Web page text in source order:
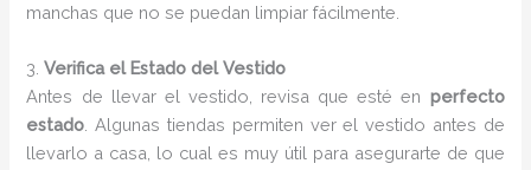
manchas que no se puedan limpiar fácilmente.
3.Verifica el Estado del Vestido
Antes de llevar el vestido, revisa que esté en perfecto
estado . Algunas tiendas permiten ver el vestido antes de
llevarlo a casa, lo cual es muy útil para asegurarte de que